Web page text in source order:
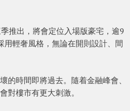
推出，將會定位入場版豪宅，逾9
輕奢風格，無論在開則設計、間
時間即將過去。隨着金融峰會、
對樓市有更大刺激。